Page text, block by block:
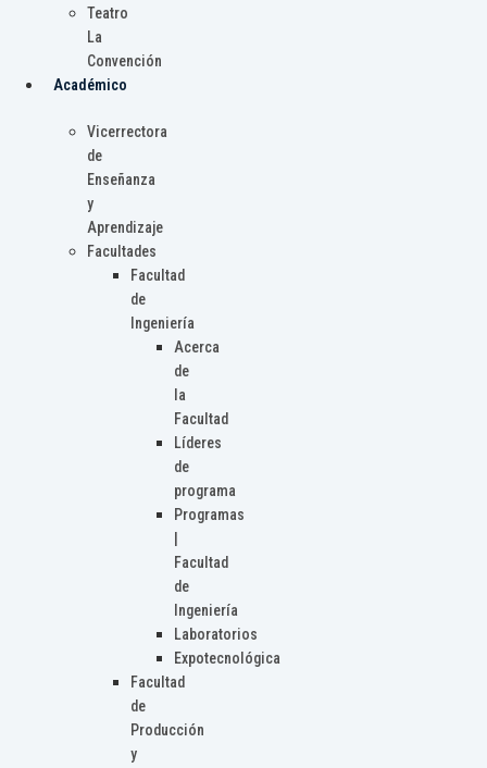
Teatro
La
Convención
Académico
Vicerrectora
de
Enseñanza
y
Aprendizaje
Facultades
Facultad
de
Ingeniería
Acerca
de
la
Facultad
Líderes
de
programa
Programas
Facultad
de
Ingeniería
Laboratorios
Expotecnológica
Facultad
de
Producción
y